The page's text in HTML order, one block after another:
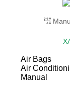
Air Bags
Air
Manual